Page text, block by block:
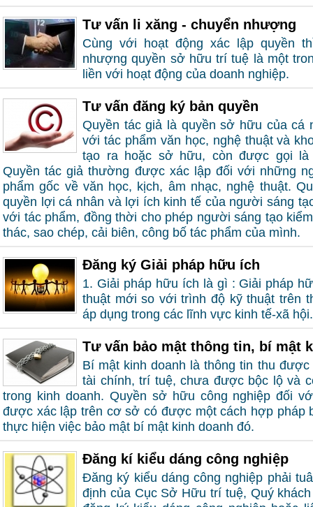
Tư vấn li xăng - chuyển nhượng
Cùng với hoạt động xác lập quyền
nhượng quyền sở hữu trí tuệ là một
liền với hoạt động của doanh nghiệp.
Tư vấn đăng ký bản quyền
Quyền tác giả là quyền sở hữu của cá
với tác phẩm văn học, nghệ thuật và
tạo ra hoặc sở hữu, còn được gọi là
Quyền tác giả thường được xác lập đối với những
phẩm gốc về văn học, kịch, âm nhạc, nghệ thuật.
quyền lợi cá nhân và lợi ích kinh tế của người sáng
với tác phẩm, đồng thời cho phép người sáng tạo
thác, sao chép, cải biên, công bố tác phẩm của mình.
Đăng ký Giải pháp hữu ích
1. Giải pháp hữu ích là gì : Giải pháp
thuật mới so với trình độ kỹ thuật trên
áp dụng trong các lĩnh vực kinh tế-xã hội.
Tư vấn bảo mật thông tin, bí mật
Bí mật kinh doanh là thông tin thu
tài chính, trí tuệ, chưa được bộc lộ và
trong kinh doanh. Quyền sở hữu công nghiệp đối
được xác lập trên cơ sở có được một cách hợp pháp
thực hiện việc bảo mật bí mật kinh doanh đó.
Đăng kí kiểu dáng công nghiệp
Đăng ký kiểu dáng công nghiệp phải
định của Cục Sở Hữu trí tuệ, Quý